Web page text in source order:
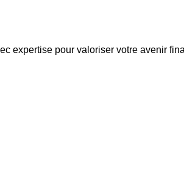
expertise pour valoriser votre avenir